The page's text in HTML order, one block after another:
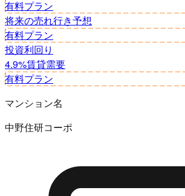
有料プラン
将来の売れ行き予想
有料プラン
投資利回り
4.9%賃貸需要
有料プラン
マンション名
中野住研コーポ